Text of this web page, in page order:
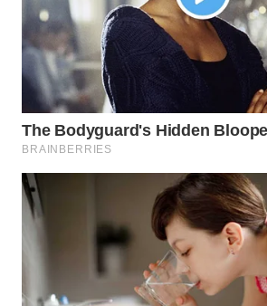
SAMOSIR
WN
PADANG
LAWAS
WN
KEPULAUAN